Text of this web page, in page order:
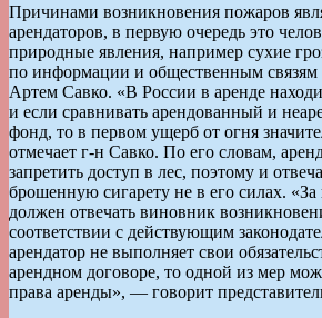
Причинами возникновения пожаров
арендаторов, в первую очередь это
природные явления, например сухие
по информации и общественным
Артем Савко. «В России в аренде
и если сравнивать арендованный и
фонд, то в первом ущерб от огня
отмечает г-н Савко. По его словам,
запретить доступ в лес, поэтому и
брошенную сигарету не в его силах. «За
должен отвечать виновник
соответствии с действующим
арендатор не выполняет свои
арендном договоре, то одной из мер
права аренды», — говорит